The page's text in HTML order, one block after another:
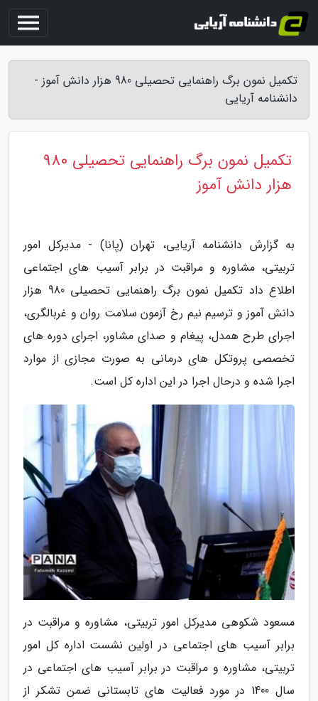
تکمیل نمون برگ راهنمایی تحصیلی 980 هزار دانش آموز -
دانشنامه آریایی
تکمیل نمون برگ راهنمایی تحصیلی 980
هزار دانش آموز
به گزارش دانشنامه آریایی، تهران (پانا) - مدیرکل امور
تربیتی، مشاوره و مراقبت در برابر آسیب های اجتماعی
اطلاع داد تکمیل نمون برگ راهنمایی تحصیلی 980 هزار
دانش آموز و ترسیم نیم رخ آزمون سلامت روان و غربالگری،
اجرای طرح همدل، پیغام و صدای مشاور، اجرای دوره های
تخصصی پروتکل های درمانی به صورت مجازی از موارد
اجرا شده و درحال اجرا در این اداره کل است.
مسعود شکوهی مدیرکل امور تربیتی، مشاوره و مراقبت در
برابر آسیب های اجتماعی در اولین نشست اداره کل امور
تربیتی، مشاوره و مراقبت در برابر آسیب های اجتماعی در
سال 1400 در مورد فعالیت های تابستانی ضمن تشکر از